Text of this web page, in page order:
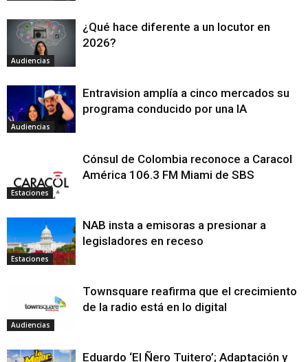
Audiencias
¿Qué hace diferente a un locutor en
2026?
Audiencias
Entravision amplía a cinco mercados su
programa conducido por una IA
Estaciones
Cónsul de Colombia reconoce a Caracol
América 106.3 FM Miami de SBS
Estaciones
NAB insta a emisoras a presionar a
legisladores en receso
Audiencias
Townsquare reafirma que el crecimiento
de la radio está en lo digital
Eduardo ‘El Ñero Tuitero’; Adaptación y